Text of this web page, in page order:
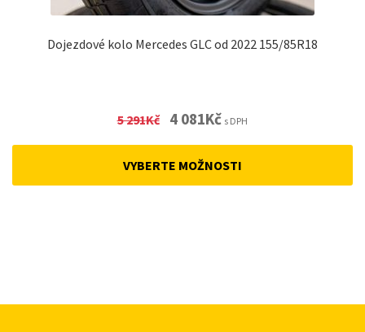
Dojezdové kolo Mercedes GLC od 2022 155/85R18
5 291Kč Original
4 081KčCurrent
s DPH
VYBERTE MOŽNOSTI